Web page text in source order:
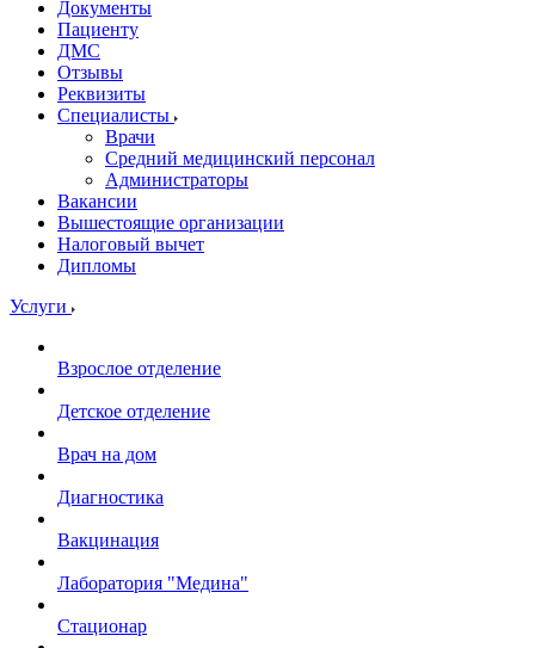
Документы
Пациенту
ДМС
Отзывы
Реквизиты
Специалисты
Врачи
Средний медицинский персонал
Администраторы
Вакансии
Вышестоящие организации
Налоговый вычет
Дипломы
Услуги
Взрослое отделение
Детское отделение
Врач на дом
Диагностика
Вакцинация
Лаборатория "Медина"
Стационар